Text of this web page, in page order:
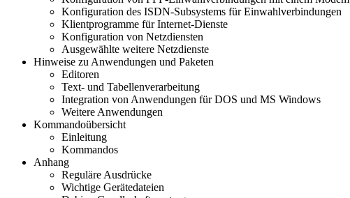
Konfiguration des ISDN-Subsystems für Einwahlverbindungen
Klientprogramme für Internet-Dienste
Konfiguration von Netzdiensten
Ausgewählte weitere Netzdienste
Hinweise zu Anwendungen und Paketen
Editoren
Text- und Tabellenverarbeitung
Integration von Anwendungen für DOS und MS Windows
Weitere Anwendungen
Kommandoübersicht
Einleitung
Kommandos
Anhang
Reguläre Ausdrücke
Wichtige Gerätedateien